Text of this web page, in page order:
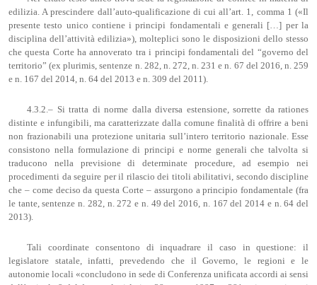
edilizia. A prescindere dall’auto-qualificazione di cui all’art. 1, comma 1 («Il
presente testo unico contiene i principi fondamentali e generali […] per la
disciplina dell’attività edilizia»), molteplici sono le disposizioni dello stesso
che questa Corte ha annoverato tra i principi fondamentali del “governo del
territorio” (ex plurimis, sentenze n. 282, n. 272, n. 231 e n. 67 del 2016, n. 259
e n. 167 del 2014, n. 64 del 2013 e n. 309 del 2011).
4.3.2.– Si tratta di norme dalla diversa estensione, sorrette da rationes
distinte e infungibili, ma caratterizzate dalla comune finalità di offrire a beni
non frazionabili una protezione unitaria sull’intero territorio nazionale. Esse
consistono nella formulazione di principi e norme generali che talvolta si
traducono nella previsione di determinate procedure, ad esempio nei
procedimenti da seguire per il rilascio dei titoli abilitativi, secondo discipline
che – come deciso da questa Corte – assurgono a principio fondamentale (fra
le tante, sentenze n. 282, n. 272 e n. 49 del 2016, n. 167 del 2014 e n. 64 del
2013).
Tali coordinate consentono di inquadrare il caso in questione: il
legislatore statale, infatti, prevedendo che il Governo, le regioni e le
autonomie locali «concludono in sede di Conferenza unificata accordi ai sensi